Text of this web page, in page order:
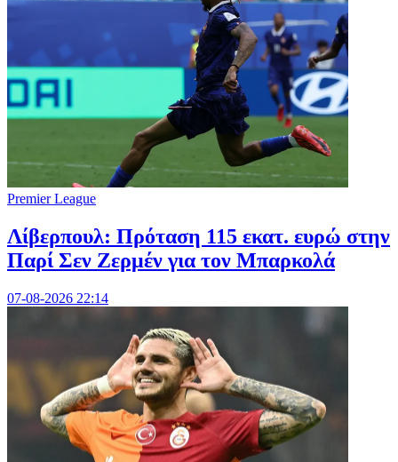
Premier League
Λίβερπουλ: Πρόταση 115 εκατ. ευρώ στην
Παρί Σεν Ζερμέν για τον Μπαρκολά
07-08-2026 22:14